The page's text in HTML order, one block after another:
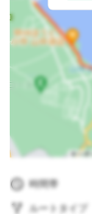
時間帯
ルートタイプ